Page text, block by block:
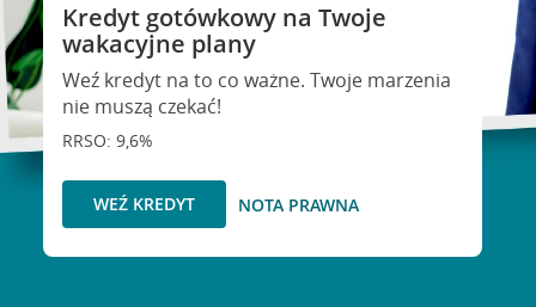
Kredyt gotówkowy na Twoje
wakacyjne plany
Weź kredyt na to co ważne. Twoje marzenia
nie muszą czekać!
RRSO: 9,6%
WEŹ KREDYT NOTA PRAWNA